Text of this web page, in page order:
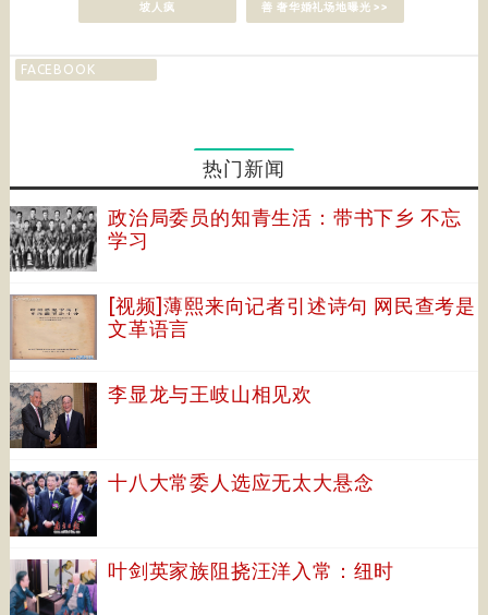
坡人疯
善 奢华婚礼场地曝光 >>
FACEBOOK
热门新闻
政治局委员的知青生活：带书下乡 不忘
学习
[视频]薄熙来向记者引述诗句 网民查考是
文革语言
李显龙与王岐山相见欢
十八大常委人选应无太大悬念
叶剑英家族阻挠汪洋入常：纽时